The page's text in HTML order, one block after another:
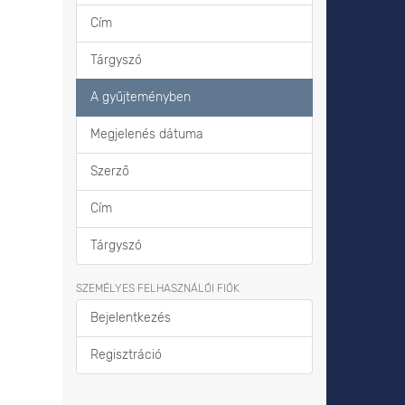
Cím
Tárgyszó
A gyűjteményben
Megjelenés dátuma
Szerző
Cím
Tárgyszó
SZEMÉLYES FELHASZNÁLÓI FIÓK
Bejelentkezés
Regisztráció